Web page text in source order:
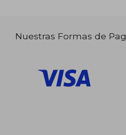
Nuestras Formas de